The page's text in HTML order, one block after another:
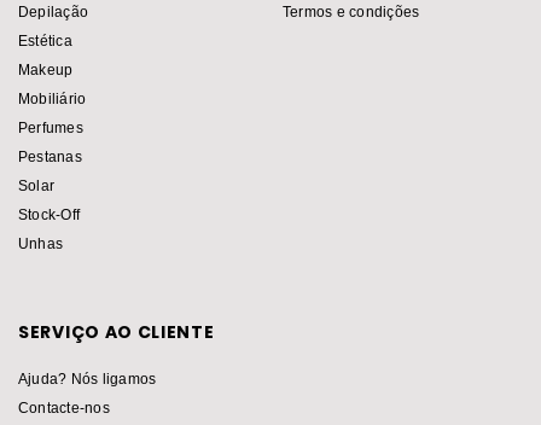
Depilação
Estética
Makeup
Mobiliário
Perfumes
Pestanas
Solar
Stock-Off
Unhas
Termos e condições
SERVIÇO AO CLIENTE
Ajuda? Nós ligamos
Contacte-nos